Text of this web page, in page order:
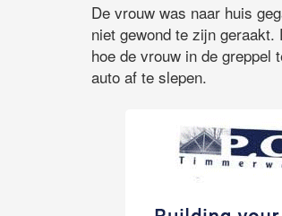
De vrouw was naar huis
niet gewond te zijn
hoe de vrouw in de greppel
auto af te slepen.